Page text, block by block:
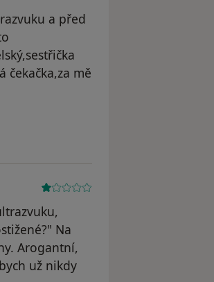
a před
čekačka,za mě
Na
Arogantní,
už nikdy